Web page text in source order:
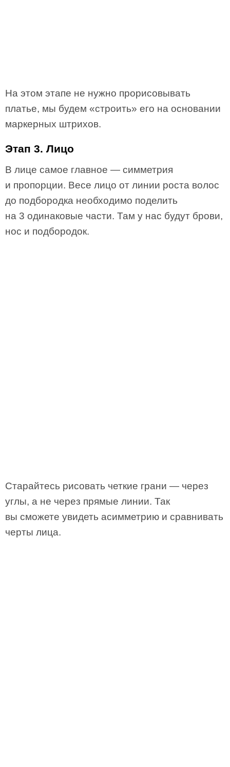
На этом этапе не нужно прорисовывать
платье, мы будем «строить» его на основании
маркерных штрихов.
Этап 3. Лицо
В лице самое главное — симметрия
и пропорции. Весе лицо от линии роста волос
до подбородка необходимо поделить
на 3 одинаковые части. Там у нас будут брови,
нос и подбородок.
Старайтесь рисовать четкие грани — через
углы, а не через прямые линии. Так
вы сможете увидеть асимметрию и сравнивать
черты лица.